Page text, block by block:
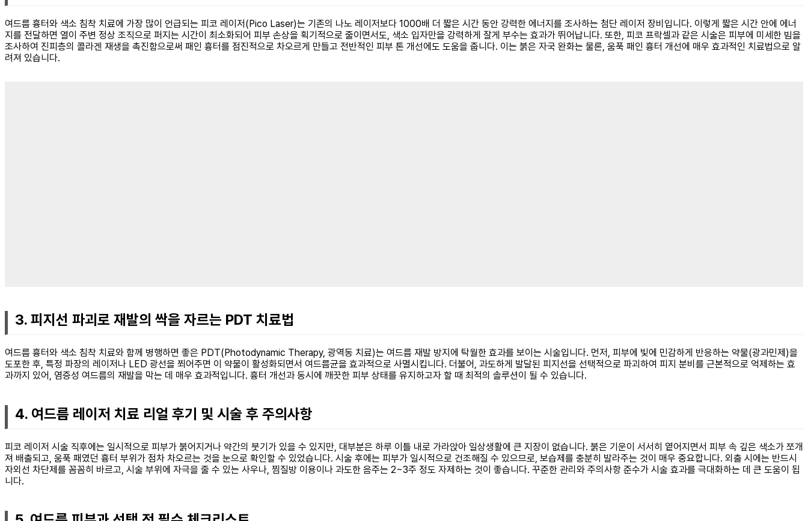
여드름 흉터와 색소 침착 치료에 가장 많이 언급되는 피코 레이저(Pico Laser)는 기존의 나노 레이저보다 1000배 더 짧은 시간 동안 강력한 에너지를 조사하는 첨단 레이저 장비입니다. 이렇게 짧은 시간 안에 에너
지를 전달하면 열이 주변 정상 조직으로 퍼지는 시간이 최소화되어 피부 손상을 획기적으로 줄이면서도, 색소 입자만을 강력하게 잘게 부수는 효과가 뛰어납니다. 또한, 피코 프락셀과 같은 시술은 피부에 미세한 빔을
조사하여 진피층의 콜라겐 재생을 촉진함으로써 패인 흉터를 점진적으로 차오르게 만들고 전반적인 피부 톤 개선에도 도움을 줍니다. 이는 붉은 자국 완화는 물론, 움푹 패인 흉터 개선에 매우 효과적인 치료법으로 알
려져 있습니다.
3. 피지선 파괴로 재발의 싹을 자르는 PDT 치료법
여드름 흉터와 색소 침착 치료와 함께 병행하면 좋은 PDT(Photodynamic Therapy, 광역동 치료)는 여드름 재발 방지에 탁월한 효과를 보이는 시술입니다. 먼저, 피부에 빛에 민감하게 반응하는 약물(광과민제)을
도포한 후, 특정 파장의 레이저나 LED 광선을 쬐어주면 이 약물이 활성화되면서 여드름균을 효과적으로 사멸시킵니다. 더불어, 과도하게 발달된 피지선을 선택적으로 파괴하여 피지 분비를 근본적으로 억제하는 효
과까지 있어, 염증성 여드름의 재발을 막는 데 매우 효과적입니다. 흉터 개선과 동시에 깨끗한 피부 상태를 유지하고자 할 때 최적의 솔루션이 될 수 있습니다.
4. 여드름 레이저 치료 리얼 후기 및 시술 후 주의사항
피코 레이저 시술 직후에는 일시적으로 피부가 붉어지거나 약간의 붓기가 있을 수 있지만, 대부분은 하루 이틀 내로 가라앉아 일상생활에 큰 지장이 없습니다. 붉은 기운이 서서히 옅어지면서 피부 속 깊은 색소가 쪼개
져 배출되고, 움푹 패였던 흉터 부위가 점차 차오르는 것을 눈으로 확인할 수 있었습니다. 시술 후에는 피부가 일시적으로 건조해질 수 있으므로, 보습제를 충분히 발라주는 것이 매우 중요합니다. 외출 시에는 반드시
자외선 차단제를 꼼꼼히 바르고, 시술 부위에 자극을 줄 수 있는 사우나, 찜질방 이용이나 과도한 음주는 2~3주 정도 자제하는 것이 좋습니다. 꾸준한 관리와 주의사항 준수가 시술 효과를 극대화하는 데 큰 도움이 됩
니다.